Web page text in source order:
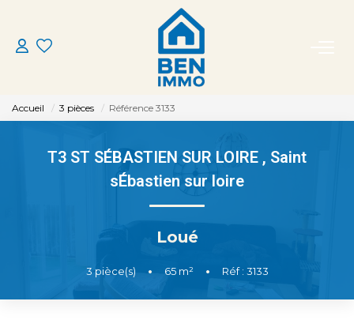
ACHETER
LOUER
ESTIMER
CONTACT
Accueil 3 pièces Référence 3133
T3 ST SÉBASTIEN SUR LOIRE , Saint
sÉbastien sur loire
Loué
3 pièce(s) • 65m² • Réf : 3133